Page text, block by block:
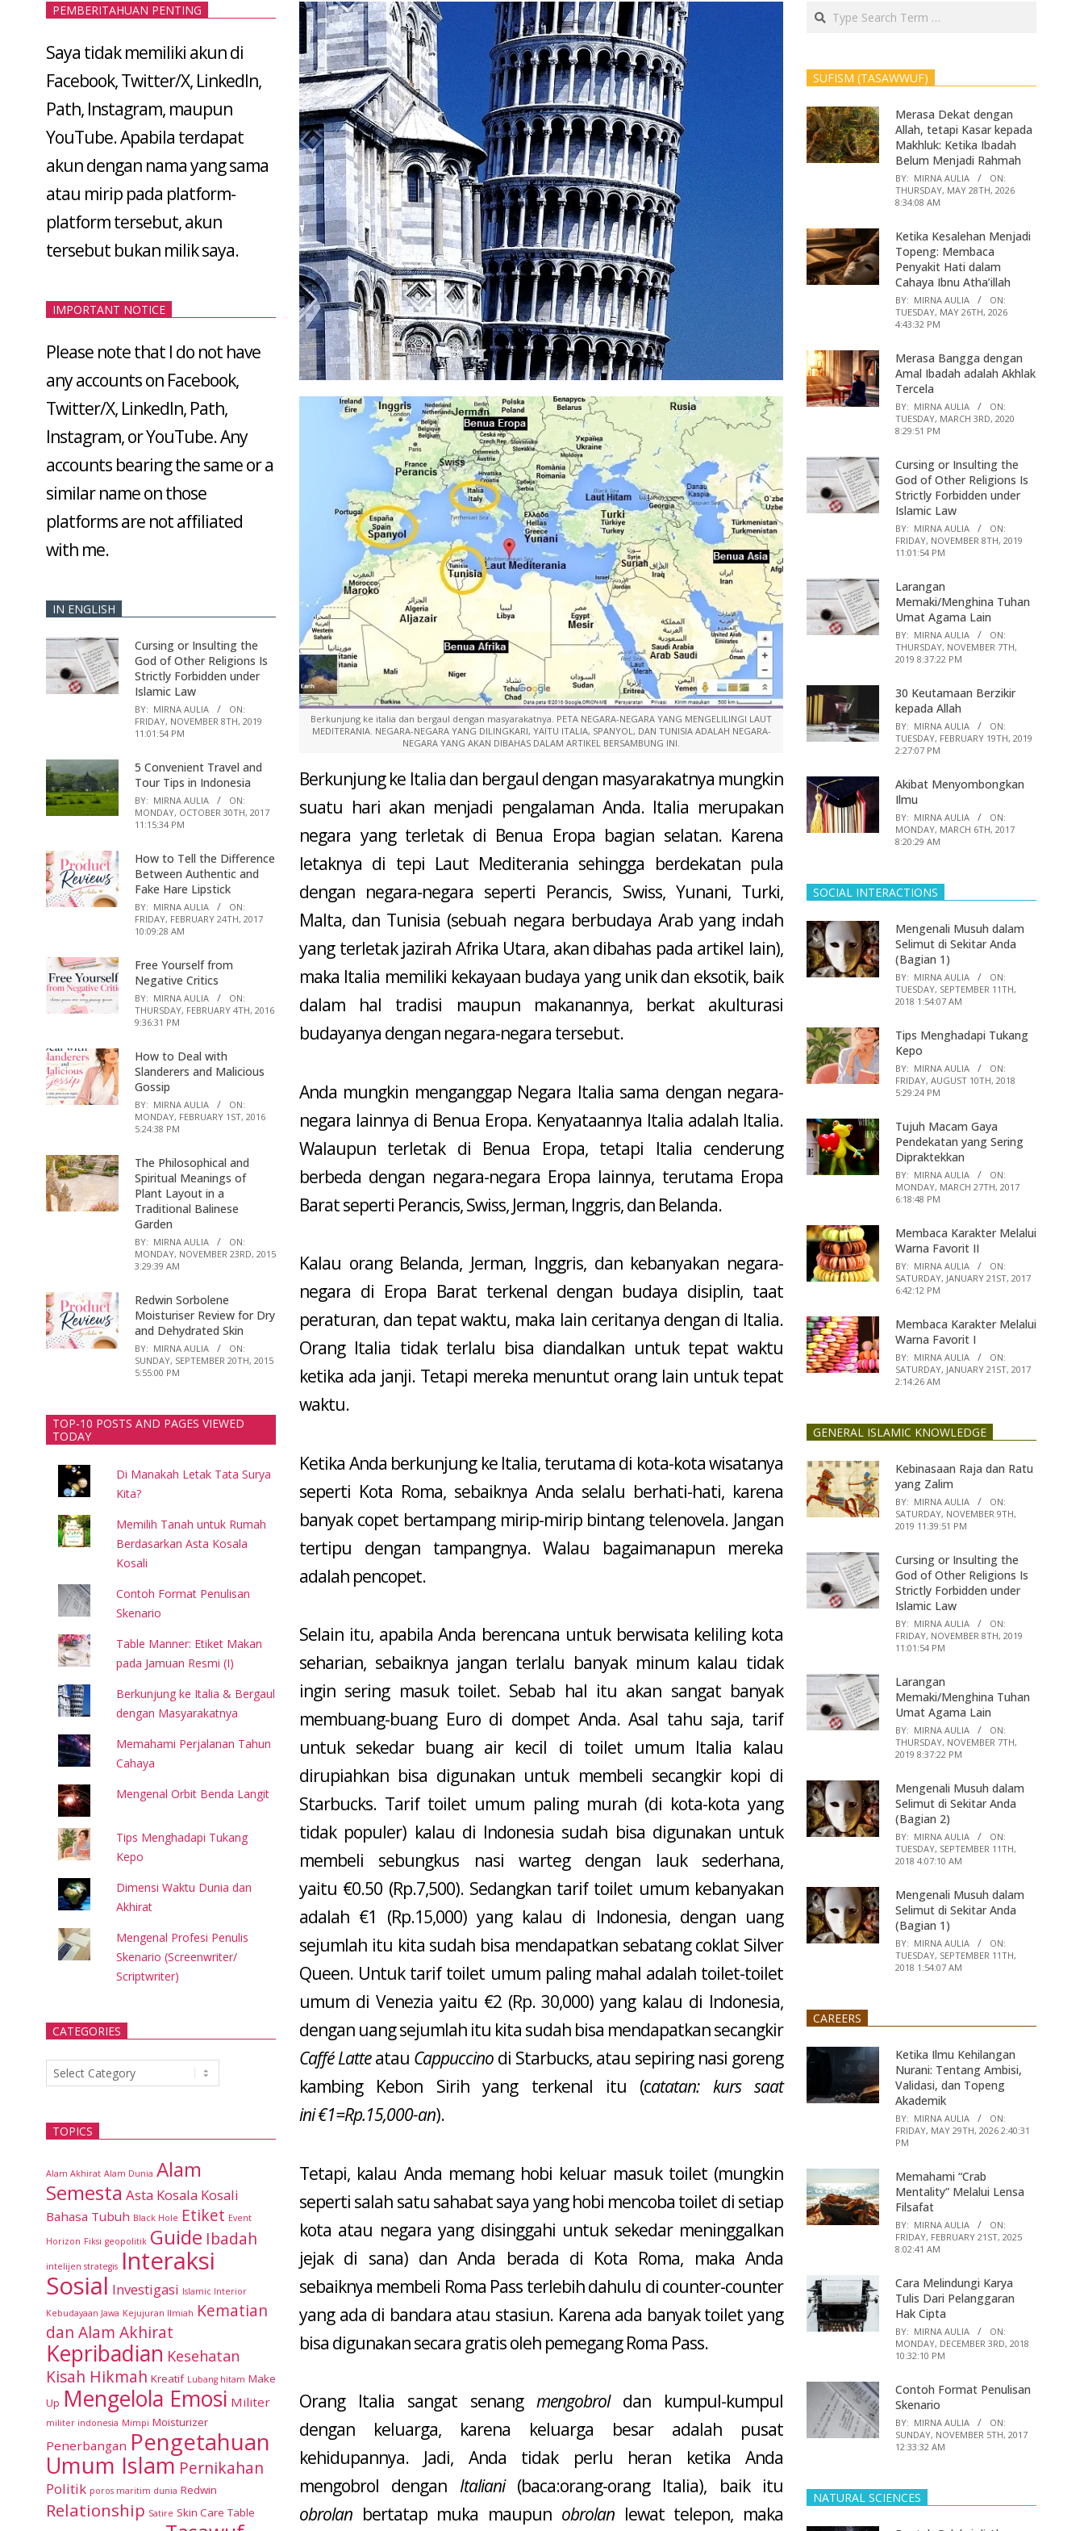
Berkunjung ke italia dan bergaul dengan masyarakatnya. PETA NEGARA-NEGARA YANG MENGELILINGI LAUT
MEDITERANIA. NEGARA-NEGARA YANG DILINGKARI, YAITU ITALIA, SPANYOL, DAN TUNISIA ADALAH NEGARA-
NEGARA YANG AKAN DIBAHAS DALAM ARTIKEL BERSAMBUNG INI.
Berkunjung ke Italia dan bergaul dengan masyarakatnya mungkin
suatu hari akan menjadi pengalaman Anda. Italia merupakan
negara yang terletak di Benua Eropa bagian selatan. Karena
letaknya di tepi Laut Mediterania sehingga berdekatan pula
dengan negara-negara seperti Perancis, Swiss, Yunani, Turki,
Malta, dan Tunisia (sebuah negara berbudaya Arab yang indah
yang terletak jazirah Afrika Utara, akan dibahas pada artikel lain),
maka Italia memiliki kekayaan budaya yang unik dan eksotik, baik
dalam hal tradisi maupun makanannya, berkat akulturasi
budayanya dengan negara-negara tersebut.
Anda mungkin menganggap Negara Italia sama dengan negara-
negara lainnya di Benua Eropa. Kenyataannya Italia adalah Italia.
Walaupun terletak di Benua Eropa, tetapi Italia cenderung
berbeda dengan negara-negara Eropa lainnya, terutama Eropa
Barat seperti Perancis, Swiss, Jerman, Inggris, dan Belanda.
Kalau orang Belanda, Jerman, Inggris, dan kebanyakan negara-
negara di Eropa Barat terkenal dengan budaya disiplin, taat
peraturan, dan tepat waktu, maka lain ceritanya dengan di Italia.
Orang Italia tidak terlalu bisa diandalkan untuk tepat waktu
ketika ada janji. Tetapi mereka menuntut orang lain untuk tepat
waktu.
Ketika Anda berkunjung ke Italia, terutama di kota-kota wisatanya
seperti Kota Roma, sebaiknya Anda selalu berhati-hati, karena
banyak copet bertampang mirip-mirip bintang telenovela. Jangan
tertipu dengan tampangnya. Walau bagaimanapun mereka
adalah pencopet.
Selain itu, apabila Anda berencana untuk berwisata keliling kota
seharian, sebaiknya jangan terlalu banyak minum kalau tidak
ingin sering masuk toilet. Sebab hal itu akan sangat banyak
membuang-buang Euro di dompet Anda. Asal tahu saja, tarif
untuk sekedar buang air kecil di toilet umum Italia kalau
dirupiahkan bisa digunakan untuk membeli secangkir kopi di
Starbucks. Tarif toilet umum paling murah (di kota-kota yang
tidak populer) kalau di Indonesia sudah bisa digunakan untuk
membeli sebungkus nasi warteg dengan lauk sederhana,
yaitu €0.50 (Rp.7,500). Sedangkan tarif toilet umum kebanyakan
adalah €1 (Rp.15,000) yang kalau di Indonesia, dengan uang
sejumlah itu kita sudah bisa mendapatkan sebatang coklat Silver
Queen. Untuk tarif toilet umum paling mahal adalah toilet-toilet
umum di Venezia yaitu €2 (Rp. 30,000) yang kalau di Indonesia,
dengan uang sejumlah itu kita sudah bisa mendapatkan secangkir
Caffé Latteatau Cappuccino di Starbucks, atau sepiring nasi goreng
kambing Kebon Sirih yang terkenal itu (catatan: kurs saat
ini €1=Rp.15,000-an).
Tetapi, kalau Anda memang hobi keluar masuk toilet (mungkin
seperti salah satu sahabat saya yang hobi mencoba toilet di setiap
kota atau negara yang disinggahi untuk sekedar meninggalkan
jejak di sana) dan Anda berada di Kota Roma, maka Anda
sebaiknya membeli Roma Pass terlebih dahulu di counter-counter
yang ada di bandara atau stasiun. Karena ada banyak toilet yang
bisa digunakan secara gratis oleh pemegang Roma Pass.
Orang Italia sangat senang mengobrol dan kumpul-kumpul
dengan keluarga, karena keluarga besar adalah pusat
kehidupannya. Jadi, Anda tidak perlu heran ketika Anda
mengobrol dengan Italiani (baca:orang-orang Italia), baik itu
obrolan bertatap muka maupun obrolanlewat telepon, maka
PEMBERITAHUAN PENTING
Saya tidak memiliki akun di
Facebook, Twitter/X, LinkedIn,
Path, Instagram, maupun
YouTube. Apabila terdapat
akun dengan nama yang sama
atau mirip pada platform-
platform tersebut, akun
tersebut bukan milik saya.
IMPORTANT NOTICE
Please note that I do not have
any accounts on Facebook,
Twitter/X, LinkedIn, Path,
Instagram, or YouTube. Any
accounts bearing the same or a
similar name on those
platforms are not affiliated
with me.
IN ENGLISH
Cursing or Insulting the
God of Other Religions Is
Strictly Forbidden under
Islamic Law
BY: MIRNA AULIA
ON:
FRIDAY, NOVEMBER 8TH, 2019
11:01:54 PM
5 Convenient Travel and
Tour Tips in Indonesia
BY: MIRNA AULIA
ON:
MONDAY, OCTOBER 30TH, 2017
11:15:34 PM
How to Tell the Difference
Between Authentic and
Fake Hare Lipstick
BY: MIRNA AULIA
ON:
FRIDAY, FEBRUARY 24TH, 2017
10:09:28 AM
Free Yourself from
Negative Critics
BY: MIRNA AULIA
ON:
THURSDAY, FEBRUARY 4TH, 2016
9:36:31 PM
How to Deal with
Slanderers and Malicious
Gossip
BY: MIRNA AULIA
ON:
MONDAY, FEBRUARY 1ST, 2016
5:24:38 PM
The Philosophical and
Spiritual Meanings of
Plant Layout in a
Traditional Balinese
Garden
BY: MIRNA AULIA
ON:
MONDAY, NOVEMBER 23RD, 2015
3:29:39 AM
Redwin Sorbolene
Moisturiser Review for Dry
and Dehydrated Skin
BY: MIRNA AULIA
ON:
SUNDAY, SEPTEMBER 20TH, 2015
5:55:00 PM
TOP-10 POSTS AND PAGES VIEWED
TODAY
Di Manakah Letak Tata Surya
Kita?
Memilih Tanah untuk Rumah
Berdasarkan Asta Kosala
Kosali
Contoh Format Penulisan
Skenario
Table Manner: Etiket Makan
pada Jamuan Resmi (I)
Berkunjung ke Italia & Bergaul
dengan Masyarakatnya
Memahami Perjalanan Tahun
Cahaya
Mengenal Orbit Benda Langit
Tips Menghadapi Tukang
Kepo
Dimensi Waktu Dunia dan
Akhirat
Mengenal Profesi Penulis
Skenario (Screenwriter/
Scriptwriter)
CATEGORIES
Categories
TOPICS
Alam Akhirat Alam Dunia Alam
Semesta Asta Kosala Kosali
Bahasa Tubuh Black Hole Etiket Event
Horizon Fiksi geopolitik Guide Ibadah
intelijen strategis Interaksi
Sosial Investigasi Islamic Interior
Kebudayaan Jawa Kejujuran Ilmiah Kematian
dan Alam Akhirat
Kepribadian Kesehatan
Kisah Hikmah Kreatif Lubang hitam Make
Up Mengelola Emosi Militer
militer indonesia Mimpi Moisturizer
Penerbangan Pengetahuan
Umum Islam Pernikahan
Politik poros maritim dunia Redwin
Relationship Satire Skin Care Table
Search
SUFISM (TASAWWUF)
Merasa Dekat dengan
Allah, tetapi Kasar kepada
Makhluk: Ketika Ibadah
Belum Menjadi Rahmah
BY: MIRNA AULIA
ON:
THURSDAY, MAY 28TH, 2026
8:34:08 AM
Ketika Kesalehan Menjadi
Topeng: Membaca
Penyakit Hati dalam
Cahaya Ibnu Atha’illah
BY: MIRNA AULIA
ON:
TUESDAY, MAY 26TH, 2026
4:43:32 PM
Merasa Bangga dengan
Amal Ibadah adalah Akhlak
Tercela
BY: MIRNA AULIA
ON:
TUESDAY, MARCH 3RD, 2020
8:29:51 PM
Cursing or Insulting the
God of Other Religions Is
Strictly Forbidden under
Islamic Law
BY: MIRNA AULIA
ON:
FRIDAY, NOVEMBER 8TH, 2019
11:01:54 PM
Larangan
Memaki/Menghina Tuhan
Umat Agama Lain
BY: MIRNA AULIA
ON:
THURSDAY, NOVEMBER 7TH,
2019 8:37:22 PM
30 Keutamaan Berzikir
kepada Allah
BY: MIRNA AULIA
ON:
TUESDAY, FEBRUARY 19TH, 2019
2:27:07 PM
Akibat Menyombongkan
Ilmu
BY: MIRNA AULIA
ON:
MONDAY, MARCH 6TH, 2017
8:20:29 AM
SOCIAL INTERACTIONS
Mengenali Musuh dalam
Selimut di Sekitar Anda
(Bagian 1)
BY: MIRNA AULIA
ON:
TUESDAY, SEPTEMBER 11TH,
2018 1:54:07 AM
Tips Menghadapi Tukang
Kepo
BY: MIRNA AULIA
ON:
FRIDAY, AUGUST 10TH, 2018
5:29:24 PM
Tujuh Macam Gaya
Pendekatan yang Sering
Dipraktekkan
BY: MIRNA AULIA
ON:
MONDAY, MARCH 27TH, 2017
6:18:48 PM
Membaca Karakter Melalui
Warna Favorit II
BY: MIRNA AULIA
ON:
SATURDAY, JANUARY 21ST, 2017
6:42:12 PM
Membaca Karakter Melalui
Warna Favorit I
BY: MIRNA AULIA
ON:
SATURDAY, JANUARY 21ST, 2017
2:14:26 AM
GENERAL ISLAMIC KNOWLEDGE
Kebinasaan Raja dan Ratu
yang Zalim
BY: MIRNA AULIA
ON:
SATURDAY, NOVEMBER 9TH,
2019 11:39:51 PM
Cursing or Insulting the
God of Other Religions Is
Strictly Forbidden under
Islamic Law
BY: MIRNA AULIA
ON:
FRIDAY, NOVEMBER 8TH, 2019
11:01:54 PM
Larangan
Memaki/Menghina Tuhan
Umat Agama Lain
BY: MIRNA AULIA
ON:
THURSDAY, NOVEMBER 7TH,
2019 8:37:22 PM
Mengenali Musuh dalam
Selimut di Sekitar Anda
(Bagian 2)
BY: MIRNA AULIA
ON:
TUESDAY, SEPTEMBER 11TH,
2018 4:07:10 AM
Mengenali Musuh dalam
Selimut di Sekitar Anda
(Bagian 1)
BY: MIRNA AULIA
ON:
TUESDAY, SEPTEMBER 11TH,
2018 1:54:07 AM
CAREERS
Ketika Ilmu Kehilangan
Nurani: Tentang Ambisi,
Validasi, dan Topeng
Akademik
BY: MIRNA AULIA
ON:
FRIDAY, MAY 29TH, 2026 2:40:31
PM
Memahami “Crab
Mentality” Melalui Lensa
Filsafat
BY: MIRNA AULIA
ON:
FRIDAY, FEBRUARY 21ST, 2025
8:02:41 AM
Cara Melindungi Karya
Tulis Dari Pelanggaran
Hak Cipta
BY: MIRNA AULIA
ON:
MONDAY, DECEMBER 3RD, 2018
10:32:10 PM
Contoh Format Penulisan
Skenario
BY: MIRNA AULIA
ON:
SUNDAY, NOVEMBER 5TH, 2017
12:33:32 AM
NATURAL SCIENCES